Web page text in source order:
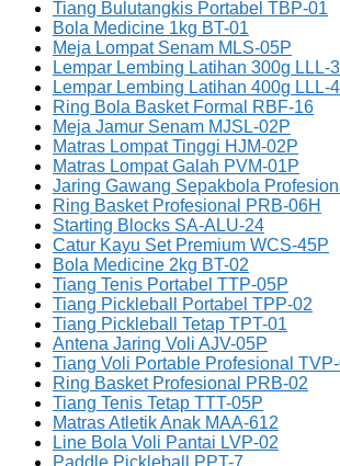
Tiang Bulutangkis Portabel TBP-01
Bola Medicine 1kg BT-01
Meja Lompat Senam MLS-05P
Lempar Lembing Latihan 300g LLL-
Lempar Lembing Latihan 400g LLL-
Ring Bola Basket Formal RBF-16
Meja Jamur Senam MJSL-02P
Matras Lompat Tinggi HJM-02P
Matras Lompat Galah PVM-01P
Jaring Gawang Sepakbola
Ring Basket Profesional PRB-06H
Starting Blocks SA-ALU-24
Catur Kayu Set Premium WCS-45P
Bola Medicine 2kg BT-02
Tiang Tenis Portabel TTP-05P
Tiang Pickleball Portabel TPP-02
Tiang Pickleball Tetap TPT-01
Antena Jaring Voli AJV-05P
Tiang Voli Portable Profesional
Ring Basket Profesional PRB-02
Tiang Tenis Tetap TTT-05P
Matras Atletik Anak MAA-612
Line Bola Voli Pantai LVP-02
Paddle Pickleball PPT-7